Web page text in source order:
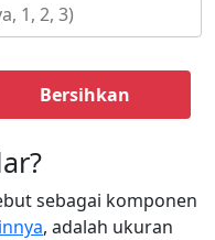
Bersihkan
sebagai komponen
, adalah ukuran